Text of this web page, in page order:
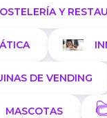
Y
DE VENDING
MASCOTAS